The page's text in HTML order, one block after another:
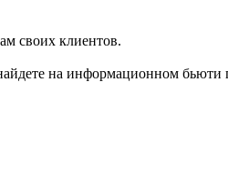
своих клиентов.
на информационном бьюти